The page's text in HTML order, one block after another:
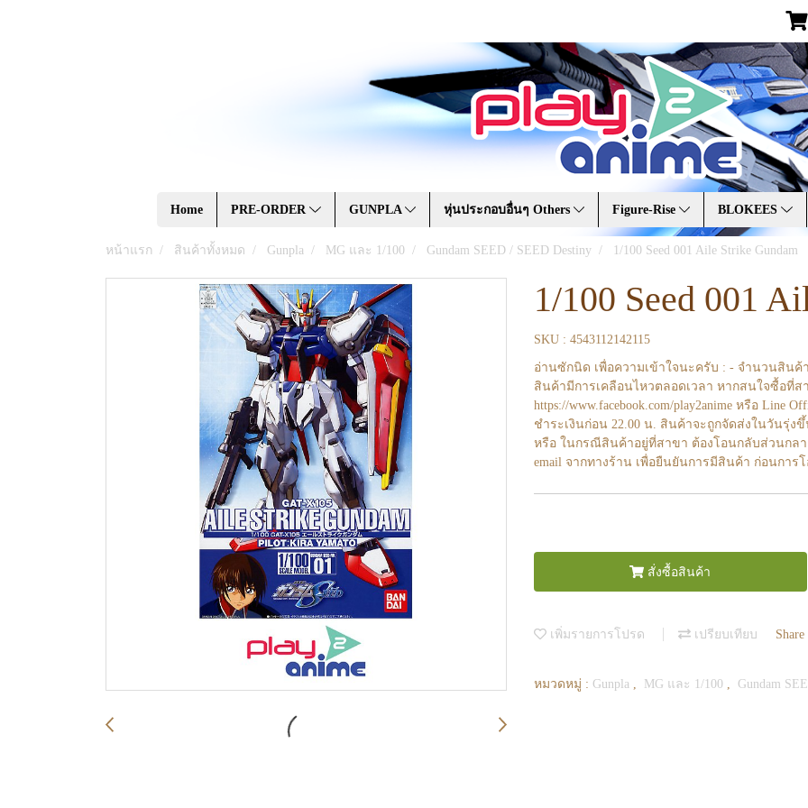
Home PRE-ORDER GUNPLA หุ่นประกอบอื่นๆ Others Figure-Rise BLOKEES
หน้าแรก สินค้าทั้งหมด Gunpla MG และ 1/100 Gundam SEED / SEED Destiny 1/100 Seed 001 Aile Strike Gundam
1/100 Seed 001
SKU : 4543112142115
อ่านซักนิด เพื่อความเข้าใจนะครับ : - จำนวนสินค้
สินค้ามีการเคลือนไหวตลอดเวลา หากสนใจซื้อที่ส
https://www.facebook.com/play2anime หรือ Line
ชำระเงินก่อน 22.00 น. สินค้าจะถูกจัดส่งในวันรุ่
หรือ ในกรณีสินค้าอยู่ที่สาขา ต้องโอนกลับส่วนกลา
email จากทางร้าน เพื่อยืนยันการมีสินค้า ก่อนการ
สั่งซื้อสินค้า
เพิ่มรายการโปรด เปรียบเทียบ Share
หมวดหมู่ : Gunpla MG และ 1/100 Gundam